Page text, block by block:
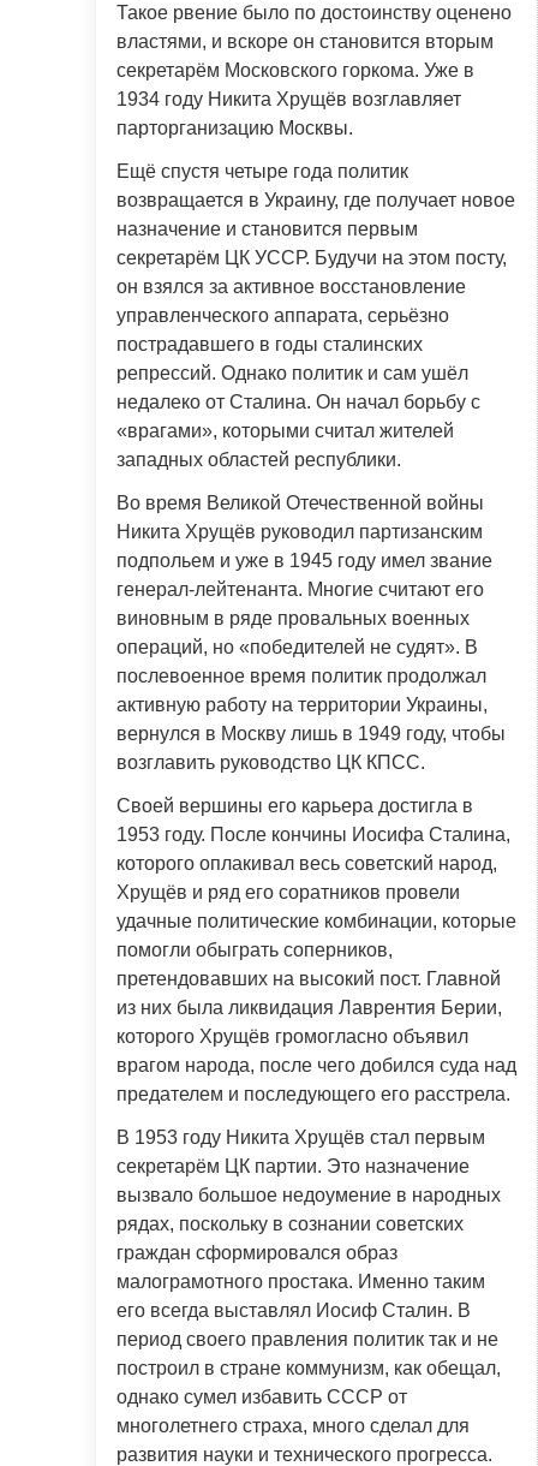
Такое рвение было по достоинству оценено
властями, и вскоре он становится вторым
секретарём Московского горкома. Уже в
1934 году Никита Хрущёв возглавляет
парторганизацию Москвы.
Ещё спустя четыре года политик
возвращается в Украину, где получает новое
назначение и становится первым
секретарём ЦК УССР. Будучи на этом посту,
он взялся за активное восстановление
управленческого аппарата, серьёзно
пострадавшего в годы сталинских
репрессий. Однако политик и сам ушёл
недалеко от Сталина. Он начал борьбу с
«врагами», которыми считал жителей
западных областей республики.
Во время Великой Отечественной войны
Никита Хрущёв руководил партизанским
подпольем и уже в 1945 году имел звание
генерал-лейтенанта. Многие считают его
виновным в ряде провальных военных
операций, но «победителей не судят». В
послевоенное время политик продолжал
активную работу на территории Украины,
вернулся в Москву лишь в 1949 году, чтобы
возглавить руководство ЦК КПСС.
Своей вершины его карьера достигла в
1953 году. После кончины Иосифа Сталина,
которого оплакивал весь советский народ,
Хрущёв и ряд его соратников провели
удачные политические комбинации, которые
помогли обыграть соперников,
претендовавших на высокий пост. Главной
из них была ликвидация Лаврентия Берии,
которого Хрущёв громогласно объявил
врагом народа, после чего добился суда над
предателем и последующего его расстрела.
В 1953 году Никита Хрущёв стал первым
секретарём ЦК партии. Это назначение
вызвало большое недоумение в народных
рядах, поскольку в сознании советских
граждан сформировался образ
малограмотного простака. Именно таким
его всегда выставлял Иосиф Сталин. В
период своего правления политик так и не
построил в стране коммунизм, как обещал,
однако сумел избавить СССР от
многолетнего страха, много сделал для
развития науки и технического прогресса.